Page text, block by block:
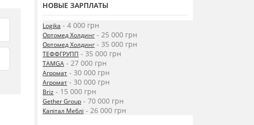
НОВЫЕ ЗАРПЛАТЫ
Logika - 4 000 грн
Ортомед Холдинг - 25 000 грн
Ортомед Холдинг - 35 000 грн
ТЕФФГРУПП - 35 000 грн
TAMGA - 27 000 грн
Агромат - 30 000 грн
Агромат - 30 000 грн
Briz - 15 000 грн
Gether Group - 70 000 грн
Капітал Меблі - 26 000 грн